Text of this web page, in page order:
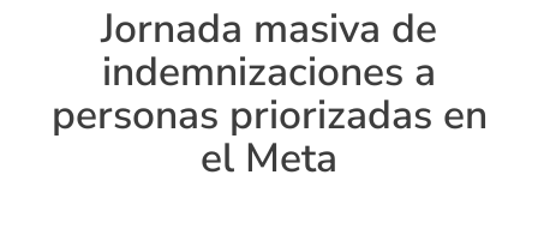
Jornada masiva de
indemnizaciones a
personas priorizadas en
el Meta